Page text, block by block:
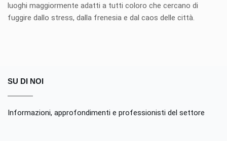
luoghi maggiormente adatti a tutti coloro che cercano di
fuggire dallo stress, dalla frenesia e dal caos delle città.
SU DI NOI
Informazioni, approfondimenti e professionisti del settore